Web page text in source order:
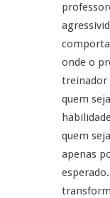
onde o
treinador
quem
quem
apenas